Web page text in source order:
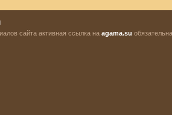
сайта активная ссылка на agama.su